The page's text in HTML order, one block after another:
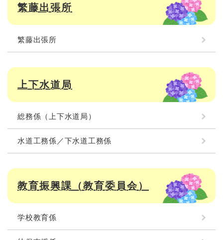
繁藤出張所
繁藤出張所
上下水道局
総務係（上下水道局）
水道工務係／下水道工務係
教育振興課（教育委員会）
学校教育係